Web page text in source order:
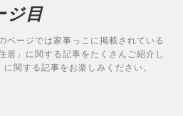
ジ目
ページでは家事っこに掲載されている
住居」に関する記事をたくさんご紹介し
関する記事をお楽しみください。